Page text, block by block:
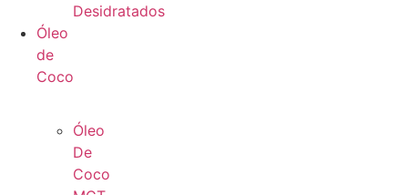
Desidratados
Óleo
de
Coco
Óleo
De
Coco